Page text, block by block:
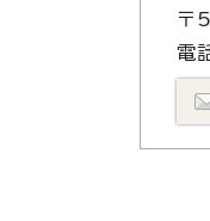
〒
電